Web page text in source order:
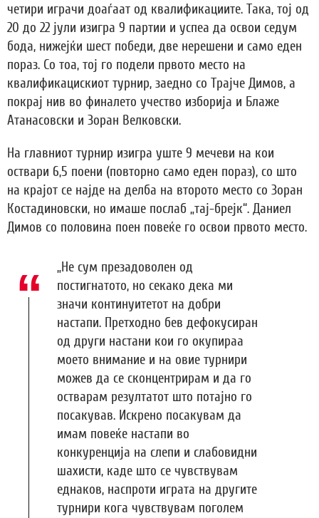
четири играчи доаѓаат од квалификациите. Така, тој од
20 до 22 јули изигра 9 партии и успеа да освои седум
бода, нижејќи шест победи, две нерешени и само еден
пораз. Со тоа, тој го подели првото место на
квалификацискиот турнир, заедно со Трајче Димов, а
покрај нив во финалето учество изборија и Блаже
Атанасовски и Зоран Велковски.
На главниот турнир изигра уште 9 мечеви на кои
оствари 6,5 поени (повторно само еден пораз), со што
на крајот се најде на делба на второто место со Зоран
Костадиновски, но имаше послаб „тај-брејк“. Даниел
Димов со половина поен повеќе го освои првото место.
„Не сум презадоволен од
постигнатото, но секако дека ми
значи континуитетот на добри
настапи. Претходно бев дефокусиран
од други настани кои го окупираа
моето внимание и на овие турнири
можев да се сконцентрирам и да го
остварам резултатот што потајно го
посакував. Искрено посакувам да
имам повеќе настапи во
конкуренција на слепи и слабовидни
шахисти, каде што се чувствувам
еднаков, наспроти играта на другите
турнири кога чувствувам поголем